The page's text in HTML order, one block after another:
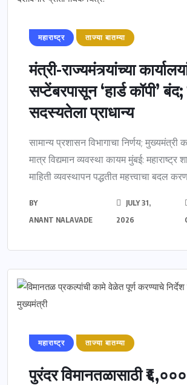
महाराष्ट्र ताज्या बातम्या
मंत्री-राज्यमंत्र्यांच्या
सप्टेंबरपासून ‘हार्ड कॉपी’
सदस्यतेला प्राधान्य
सामान्य प्रशासन विभागाचा निर्णय; मुख्यमंत्री
मात्र विद्यमान व्यवस्था कायम मुंबई: महाराष्ट्र
माहिती व्यवस्थापन पद्धतीत महत्त्वाचा बदल
BY
ANANT NALAVADE
JULY 31,
2026
महाराष्ट्र ताज्या बातम्या
पुरंदर विमानतळासाठी